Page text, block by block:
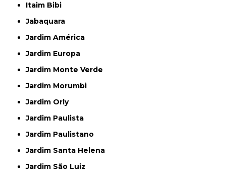
Itaim Bibi
Jabaquara
Jardim América
Jardim Europa
Jardim Monte Verde
Jardim Morumbi
Jardim Orly
Jardim Paulista
Jardim Paulistano
Jardim Santa Helena
Jardim São Luiz